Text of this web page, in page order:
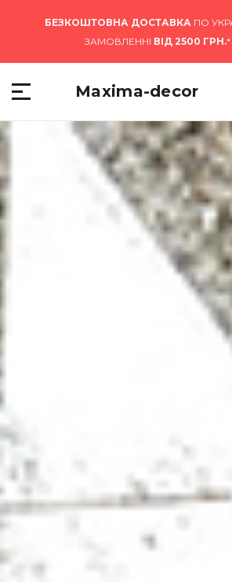
БЕЗКОШТОВНА ДОСТАВКАПО
ЗАМОВЛЕННІ ВІД 2500 ГРН.*
Maxima-decor